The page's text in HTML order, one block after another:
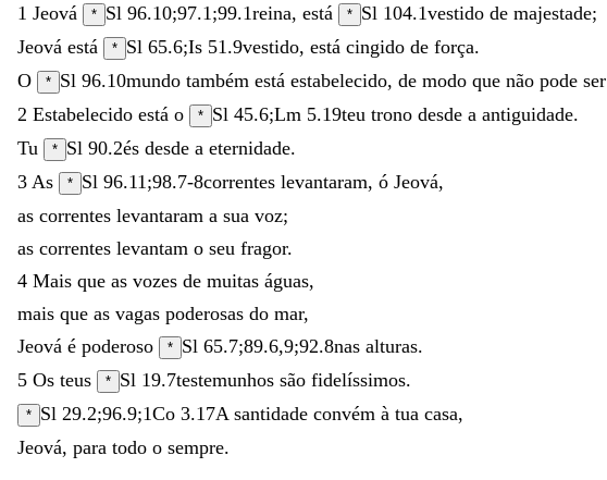
1 Jeová * Sl 96.10;97.1 ;99.1reina, está * Sl 104.1vestido de majestade;
Jeová está * Sl 65.6;Is 51.9vestido, está cingido de força.
O
* Sl 96.10mundo também está estabelecido, de modo que não pode ser
2 Estabelecido está o * Sl 45.6;Lm 5.19teu trono desde a antiguidade.
Tu
* Sl 90.2és desde a eternidade.
3 As * Sl 96.11 ;98.7-8correntes levantaram, ó Jeová,
as correntes levantaram a sua voz;
as correntes levantam o seu fragor.
4 Mais que as vozes de muitas águas,
mais que as vagas poderosas do mar,
Jeová é poderoso * Sl 65.7;89.6,9;92.8nas alturas.
5 Os teus * Sl 19.7testemunhos são fidelíssimos.
* Sl 29.2;96.9;1Co 3.17A santidade convém à tua casa,
Jeová, para todo o sempre.